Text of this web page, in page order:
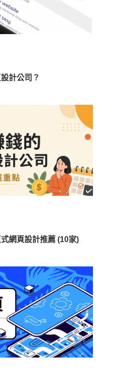
計公司？
網頁設計推薦 (10家)